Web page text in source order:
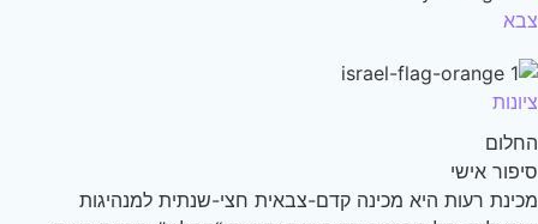
אישי
רעות היא מכינה קדם-צבאית חצי-שנתית למנהיגות